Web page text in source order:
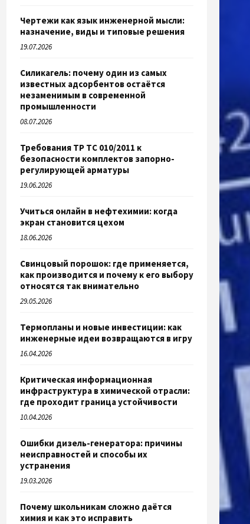
Чертежи как язык инженерной мысли:
назначение, виды и типовые решения
19.07.2026
Силикагель: почему один из самых
известных адсорбентов остаётся
незаменимым в современной
промышленности
08.07.2026
Требования ТР ТС 010/2011 к
безопасности комплектов запорно-
регулирующей арматуры
19.06.2026
Учиться онлайн в нефтехимии: когда
экран становится цехом
18.06.2026
Свинцовый порошок: где применяется,
как производится и почему к его выбору
относятся так внимательно
29.05.2026
Термопланы и новые инвестиции: как
инженерные идеи возвращаются в игру
16.04.2026
Критическая информационная
инфраструктура в химической отрасли:
где проходит граница устойчивости
10.04.2026
Ошибки дизель-генератора: причины
неисправностей и способы их
устранения
19.03.2026
Почему школьникам сложно даётся
химия и как это исправить